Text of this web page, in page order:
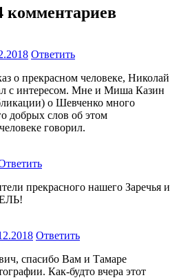
комментариев
Ответить
о прекрасном человеке, Николай
с интересом. Мне и Миша Казин
о Шевченко много
добрых слов об этом
говорил.
прекрасного нашего Заречья и
Ответить
спасибо Вам и Тамаре
Как-будто вчера этот